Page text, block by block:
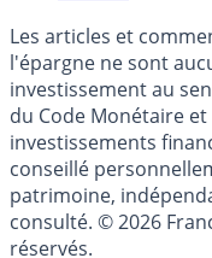
Cookies
Les articles et
l'épargne ne sont
investissement au
du Code Monétaire
investissements
conseillé
patrimoine,